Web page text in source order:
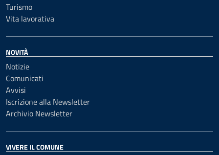
Turismo
Vita lavorativa
NOVITÀ
Notizie
Comunicati
Avvisi
Iscrizione alla Newsletter
Archivio Newsletter
VIVERE IL COMUNE